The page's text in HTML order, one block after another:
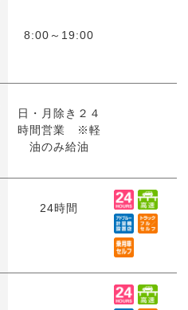
8:00～19:00
日・月除き２４
時間営業 ※軽
油のみ給油
24時間